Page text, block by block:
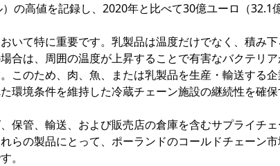
の高値を記録し、2020年と比べて30億ユーロ（32.1
いて特に重要です。乳製品は温度だけでなく、積み
合は、周囲の温度が上昇することで有害なバクテリア
このため、肉、魚、または乳製品を生産・輸送する
環境条件を維持した冷蔵チェーン施設の継続性を確
保管、輸送、および販売店の倉庫を含むサプライチ
らの製品にとって、ポーランドのコールドチェーン
。